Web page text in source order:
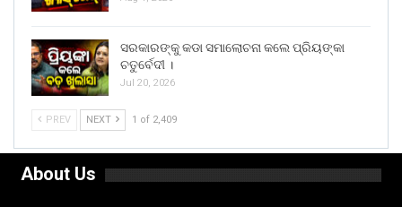
ସରକାରଙ୍କୁ କଡା ସମାଲୋଚନା କଲେ ପ୍ରିୟଙ୍କା
ଚତୁର୍ବେଦୀ ।
Jul 20, 2026
PREV NEXT 1 of 2,409
About Us